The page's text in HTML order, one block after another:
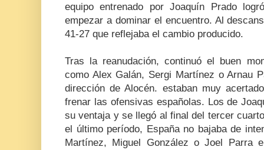
equipo entrenado por Joaquín Prado
empezar a dominar el encuentro. Al
41-27 que reflejaba el cambio producido.
Tras la reanudación, continuó el buen
como Alex Galán, Sergi Martínez o Arnau
dirección de Alocén. estaban muy
frenar las ofensivas españolas. Los de
su ventaja y se llegó al final del tercer
el último período, España no bajaba de
Martínez, Miguel González o Joel Parra